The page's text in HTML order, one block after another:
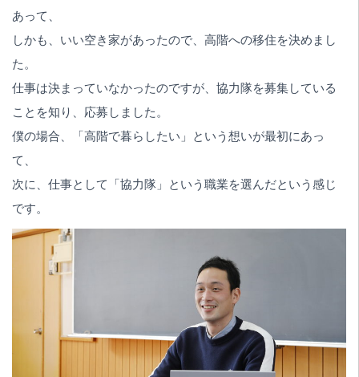
あって、
しかも、いい空き家があったので、高階への移住を決めまし
た。
仕事は決まっていなかったのですが、協力隊を募集している
ことを知り、応募しました。
僕の場合、「高階で暮らしたい」という想いが最初にあっ
て、
次に、仕事として「協力隊」という職業を選んだという感じ
です。